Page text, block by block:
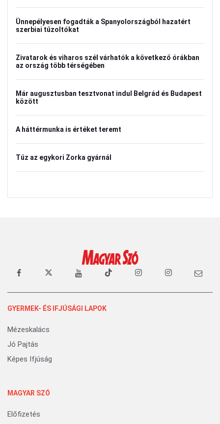
Ünnepélyesen fogadták a Spanyolországból hazatért
szerbiai tűzoltókat
Zivatarok és viharos szél várhatók a következő órákban
az ország több térségében
Már augusztusban tesztvonat indul Belgrád és Budapest
között
A háttérmunka is értéket teremt
Tűz az egykori Zorka gyárnál
GYERMEK- ÉS IFJÚSÁGI LAPOK
Mézeskalács
Jó Pajtás
Képes Ifjúság
MAGYAR SZÓ
Előfizetés